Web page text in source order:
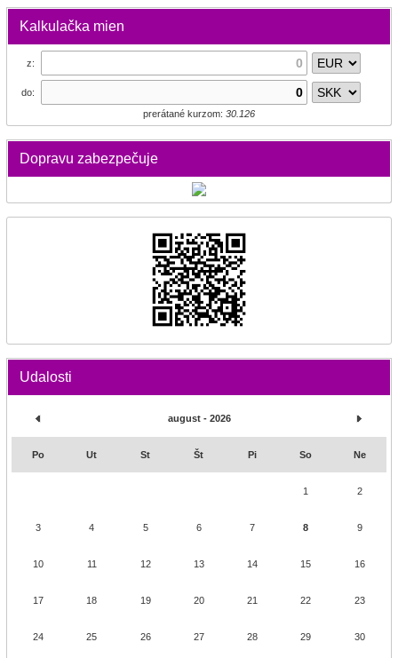
Kalkulačka mien
z:
do:
prerátané kurzom: 30.126
Dopravu zabezpečuje
Udalosti
august - 2026
Po Ut St Št Pi So Ne
1 2
3 4 5 6 7 8 9
10 11 12 13 14 15 16
17 18 19 20 21 22 23
24 25 26 27 28 29 30